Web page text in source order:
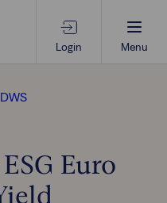
Login Menu
DWS
Euro